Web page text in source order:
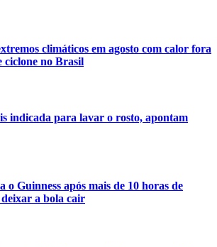
climáticos em agosto com calor fora
ciclone no Brasil
indicada para lavar o rosto, apontam
Guinness após mais de 10 horas de
a bola cair